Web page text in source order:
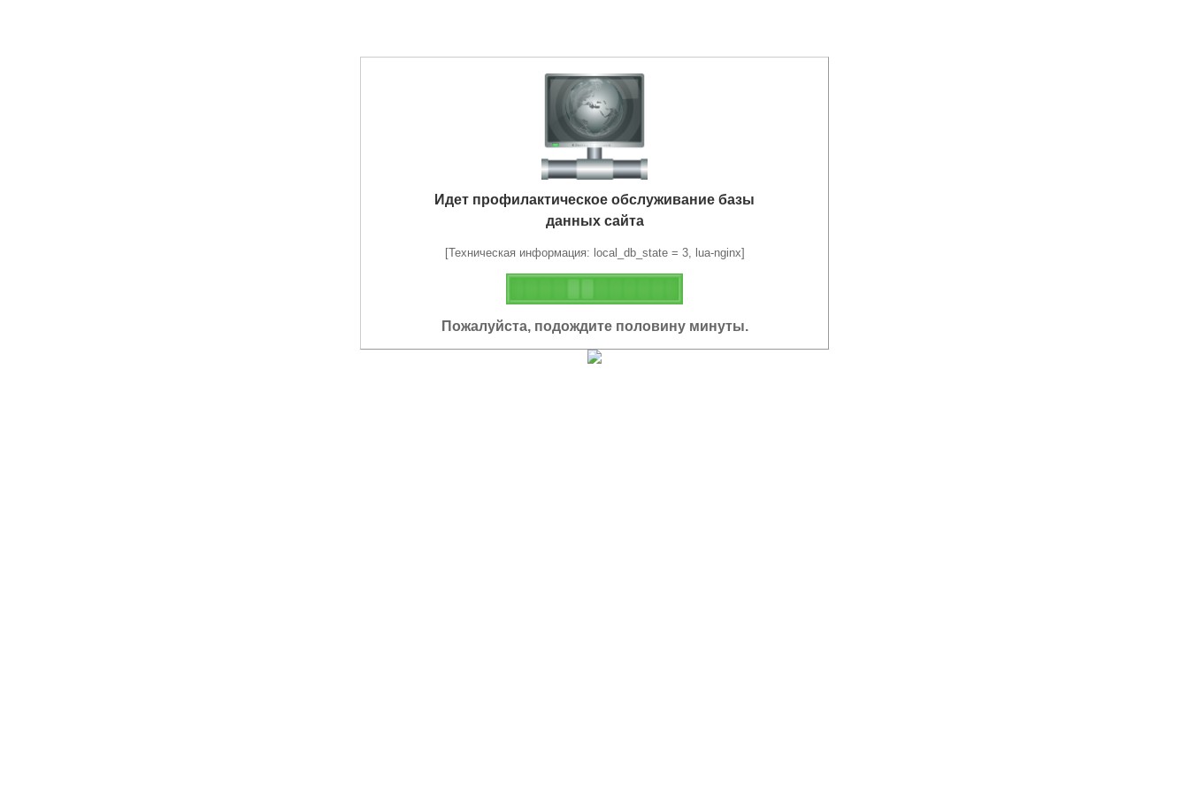
Идет профилактическое обслуживание базы
данных сайта
[Техническая информация: local_db_state = 3, lua-nginx]
Пожалуйста, подождите половину минуты.